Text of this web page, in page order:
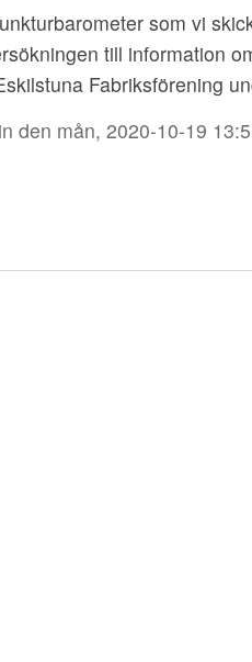
som vi
till information
Fabriksförening
den mån, 2020-10-19